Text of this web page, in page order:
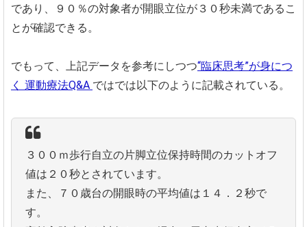
であり、９０％の対象者が開眼立位が３０秒未満であるこ
とが確認できる。
でもって、上記データを参考にしつつ“臨床思考”が身につ
く 運動療法Q&A ではでは以下のように記載されている。
３００ｍ歩行自立の片脚立位保持時間のカットオフ
値は２０秒とされています。
また、７０歳台の開眼時の平均値は１４．２秒で
す。